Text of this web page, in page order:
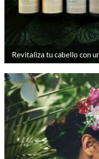
Revitaliza tu cabello con